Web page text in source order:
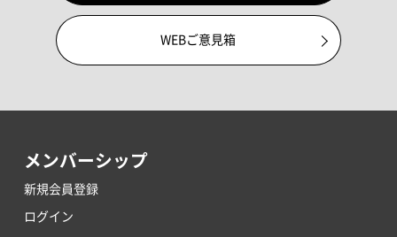
WEBご意見箱
メンバーシップ
新規会員登録
ログイン